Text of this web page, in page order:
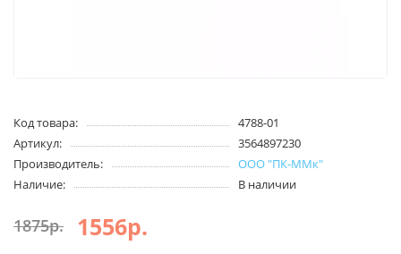
Код товара:
4788-01
Артикул:
3564897230
Производитель:
ООО "ПК-ММк"
Наличие:
В наличии
1875р. 1556р.